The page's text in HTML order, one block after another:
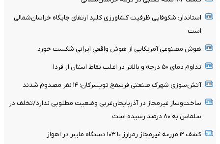
استاندار: شکوفایی ظرفیت‌ کشاورزی کلید ارتقای جایگاه خراسان‌شمالی
است
هوش مصنوعی آمریکایی از هوش واقعی ایرانی شکست خورد
تداوم دمای ۵۰ درجه و بالاتر در اغلب نقاط استان از فردا
آتش‌سوزی شهرک صنعتی فرسفج تویسرکان؛ ۱۴ نفر مصدوم شدند
ساخت‌وساز غیرمجاز در آذربایجان‌غربی وضعیت مطلوبی ندارد/تخلف در
سلماس به ۸۰ درصد رسیده است
کشف ۱۲ مزرعه غیرمجاز رمزارز با ۱۰۳ دستگاه ماینر در اهواز